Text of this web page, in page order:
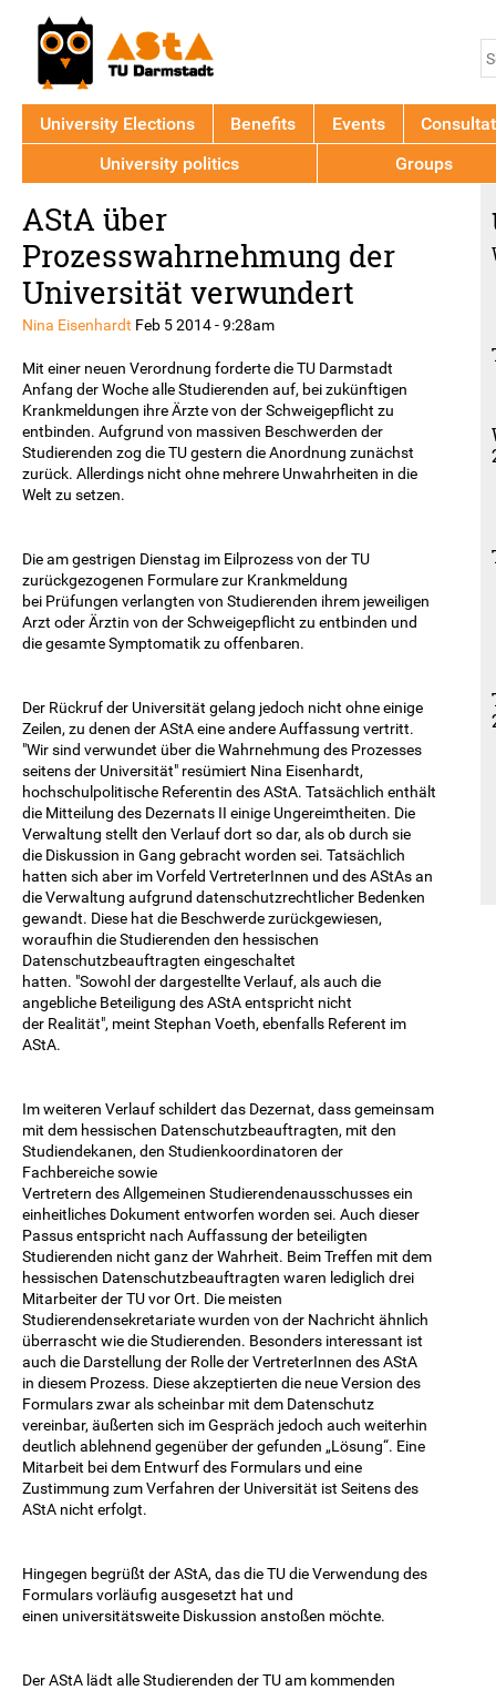
to
top
AStA über
Prozesswahrnehmung der
Universität verwundert
Nina Eisenhardt Feb 5 2014 - 9:28am
Mit einer neuen Verordnung fordertedieTU Darmstadt
Anfang derWochealleStudierenden auf, bei zukünftigen
Krankmeldungen ihreÄrztevon derSchweigepflicht zu
entbinden. Aufgrund von massiven Beschwerden der
Studierenden zog dieTUgestern dieAnordnung zunächst
zurück. Allerdings nicht ohne mehrere Unwahrheiten in die
Welt zu setzen.
Die am gestrigen Dienstag im Eilprozess von der TU
zurückgezogenen Formulare zur Krankmeldung
bei Prüfungen verlangten von Studierenden ihrem jeweiligen
Arzt oder Ärztin von der Schweigepflicht zu entbinden und
die gesamte Symptomatik zu offenbaren.
Der Rückruf der Universität gelang jedoch nicht ohne einige
Zeilen, zu denen der AStA eine andere Auffassung vertritt.
"Wir sind verwundet über die Wahrnehmung des Prozesses
seitens der Universität" resümiert Nina Eisenhardt,
hochschulpolitische Referentin des AStA. Tatsächlich enthält
die Mitteilung des Dezernats II einige Ungereimtheiten. Die
Verwaltung stellt den Verlauf dort so dar, als ob durch sie
die Diskussion in Gang gebracht worden sei. Tatsächlich
hatten sich aber im Vorfeld VertreterInnen und des AStAs an
die Verwaltung aufgrund datenschutzrechtlicher Bedenken
gewandt. Diese hat die Beschwerde zurückgewiesen,
woraufhin die Studierenden den hessischen
Datenschutzbeauftragten eingeschaltet
hatten. "Sowohl der dargestellte Verlauf, als auch die
angebliche Beteiligung des AStA entspricht nicht
der Realität", meint Stephan Voeth, ebenfalls Referent im
AStA.
Im weiteren Verlauf schildert das Dezernat, dass gemeinsam
mit dem hessischen Datenschutzbeauftragten, mit den
Studiendekanen, den Studienkoordinatoren der
Fachbereiche sowie
Vertretern des Allgemeinen Studierendenausschusses ein
einheitliches Dokument entworfen worden sei. Auch dieser
Passus entspricht nach Auffassung der beteiligten
Studierenden nicht ganz der Wahrheit. Beim Treffen mit dem
hessischen Datenschutzbeauftragten waren lediglich drei
Mitarbeiter der TU vor Ort. Die meisten
Studierendensekretariate wurden von der Nachricht ähnlich
überrascht wie die Studierenden. Besonders interessant ist
auch die Darstellung der Rolle der VertreterInnen des AStA
in diesem Prozess. Diese akzeptierten die neue Version des
Formulars zwar als scheinbar mit dem Datenschutz
vereinbar, äußerten sich im Gespräch jedoch auch weiterhin
deutlich ablehnend gegenüber der gefunden „Lösung“. Eine
Mitarbeit bei dem Entwurf des Formulars und eine
Zustimmung zum Verfahren der Universität ist Seitens des
AStA nicht erfolgt.
Hingegen begrüßt der AStA, das die TU die Verwendung des
Formulars vorläufig ausgesetzt hat und
einen universitätsweite Diskussion anstoßen möchte.
Der AStA lädt alle Studierenden der TU am kommenden
University Elections Benefits Events
University politics
Groups